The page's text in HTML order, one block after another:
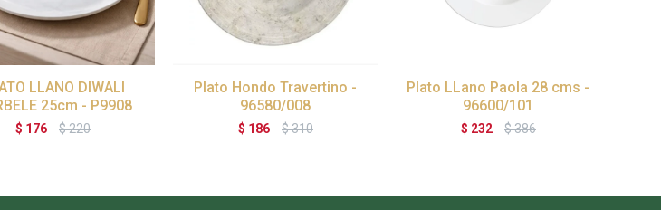
LLANO DIWALI
25cm - P9908
$ 176 $220
Plato Hondo Travertino -
96580/008
$ 186 $310
Plato LLano Paola 28 cms -
96600/101
$ 232 $386